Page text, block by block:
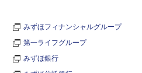
みずほフィナンシャルグループ
第一ライフグループ
みずほ銀行